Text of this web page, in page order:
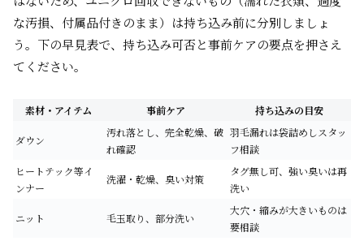
な汚損、付属品付きのまま）は持ち込み前に分別しましょ
う。下の早見表で、持ち込み可否と事前ケアの要点を押さえ
てください。
素材・アイテム 事前ケア 持ち込みの目安
ダウン
汚れ落とし、完全乾燥、破
れ確認
羽毛漏れは袋詰めしスタッ
フ相談
ヒートテック等イ
ンナー
洗濯・乾燥、臭い対策
タグ無し可、強い臭いは再
洗い
ニット 毛玉取り、部分洗い
大穴・縮みが大きいものは
要相談